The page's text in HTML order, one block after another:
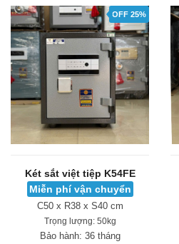
OFF 25%
Két sắt việt tiệp K54FE
Miễn phí vận chuyển
C50 x R38 x S40 cm
Trọng lượng:50kg
Bảo hành: 36 tháng